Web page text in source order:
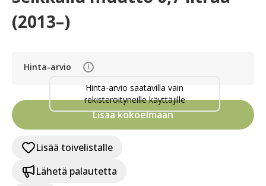
(2013–)
Hinta-arvio i
Hinta-arvio saatavilla vain
rekisteröityneille käyttäjille
Lisää kokoelmaan
Lisää toivelistalle
Lähetä palautetta